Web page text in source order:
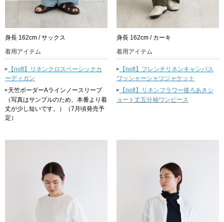
身長 162cm / サックス
着用アイテム
▸ 【nofl】リネンクロスベーシックカ
ーディガン
▸天竺ボーダーAラインノースリーブ
（写真はサンプルのため、本番より着
丈が少し短いです。）（7月頃発売予
定）
身長 162cm / カーキ
着用アイテム
▸【nofl】フレンチリネンキャンバス
ワッシャーシャツジャケット
▸【nofl】リネンフラワー後ろあきシ
ョート丈五分袖ワンピース